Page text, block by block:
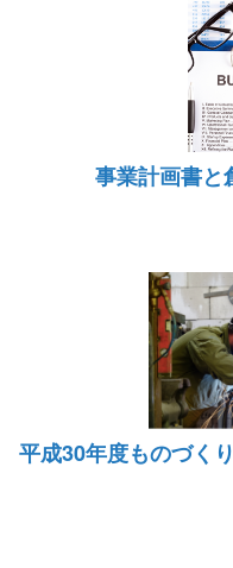
事業計画書と
平成30年度ものづく